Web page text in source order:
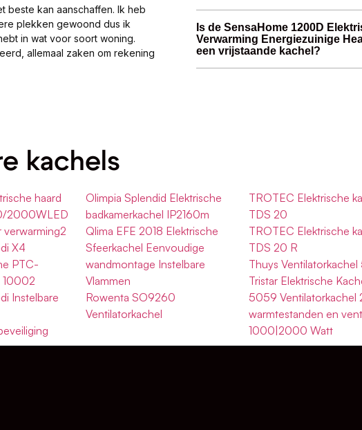
beste kan aanschaffen. Ik heb
plekken gewoond dus ik
in wat voor soort woning.
allemaal zaken om rekening
Is de SensaHome 1200D
Verwarming Energiezuinige
een vrijstaande kachel?
kachels
haard
2000WLED
verwarming2
X4
PTC-
10002
Instelbare
Olimpia Splendid Elektrische
badkamerkachel IP2160m
Qlima EFE 2018 Elektrische
Sfeerkachel Eenvoudige
wandmontage Instelbare
Vlammen
Rowenta SO9260
Ventilatorkachel
TROTEC Elektrische
TDS 20
TROTEC Elektrische
TDS 20 R
Thuys
Tristar Elektrische
5059 Ventilatorkachel
warmtestanden en
1000|2000 Watt